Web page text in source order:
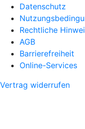
Datenschutz
Rechtliche
AGB
Barrierefreiheit
Online-Services
Vertrag widerrufen